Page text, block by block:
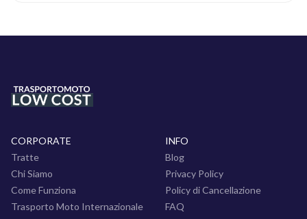
CORPORATE
Tratte
Chi Siamo
Come Funziona
Trasporto Moto Internazionale
INFO
Blog
Privacy Policy
Policy di Cancellazione
FAQ